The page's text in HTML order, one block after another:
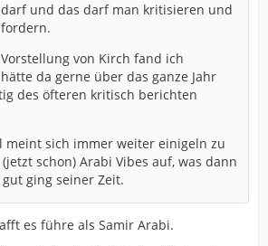
und das darf man kritisieren und
von Kirch fand ich
da gerne über das ganze Jahr
des öfteren kritisch berichten
meint sich immer weiter einigeln zu
schon) Arabi Vibes auf, was dann
ging seiner Zeit.
es führe als Samir Arabi.